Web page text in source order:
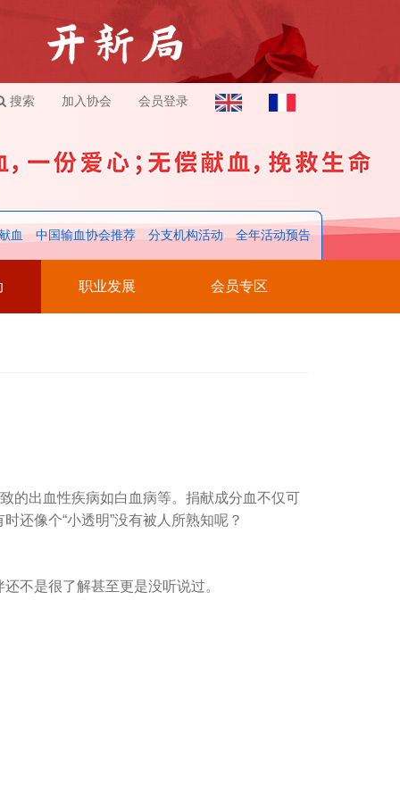
搜索 加入协会 会员登录
血 中国输血协会推荐 分支机构活动 全年活动预告
职业发展 会员专区
出血性疾病如白血病等。捐献成分血不仅可
还像个“小透明”没有被人所熟知呢？
不是很了解甚至更是没听说过。